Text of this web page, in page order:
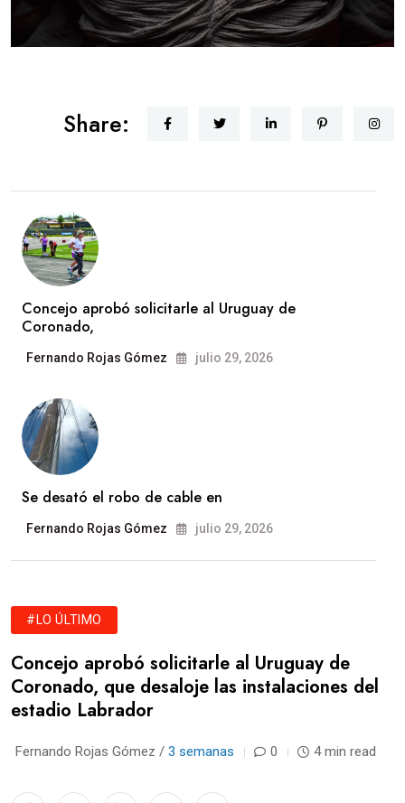
Share:
Concejo aprobó solicitarle al Uruguay de
Coronado,
Fernando Rojas Gómez julio 29, 2026
Se desató el robo de cable en
Fernando Rojas Gómez julio 29, 2026
#LO ÚLTIMO
Concejo aprobó solicitarle al Uruguay de
Coronado, que desaloje las instalaciones del
estadio Labrador
Fernando Rojas Gómez / 3 semanas 0 4 min read